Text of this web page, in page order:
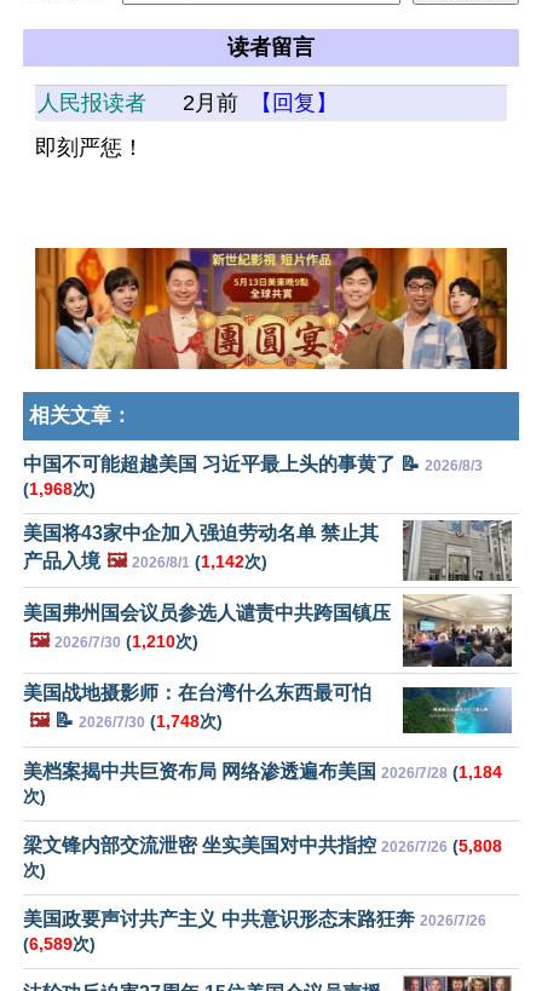
读者留言
人民报读者 2月前
【回复】
即刻严惩！
相关文章：
中国不可能超越美国 习近平最上头的事黄了 📝 2026/8/3
(1,968次)
美国将43家中企加入强迫劳动名单 禁止其
产品入境 🖼️ 2026/8/1 (1,142次)
美国弗州国会议员参选人谴责中共跨国镇压
🖼️ 2026/7/30 (1,210次)
美国战地摄影师：在台湾什么东西最可怕
🖼️📝 2026/7/30 (1,748次)
美档案揭中共巨资布局 网络渗透遍布美国 2026/7/28 (1,184
次)
梁文锋内部交流泄密 坐实美国对中共指控 2026/7/26 (5,808
次)
美国政要声讨共产主义 中共意识形态末路狂奔 2026/7/26
(6,589次)